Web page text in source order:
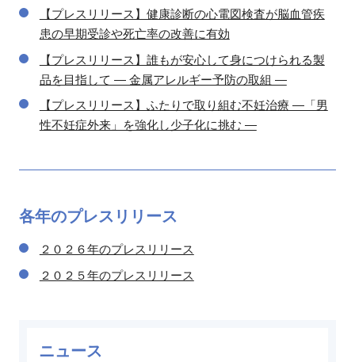
【プレスリリース】健康診断の心電図検査が脳血管疾
患の早期受診や死亡率の改善に有効
【プレスリリース】誰もが安心して身につけられる製
品を目指して ― 金属アレルギー予防の取組 ―
【プレスリリース】ふたりで取り組む不妊治療 ―「男
性不妊症外来」を強化し少子化に挑む ―
各年のプレスリリース
２０２６年のプレスリリース
２０２５年のプレスリリース
ニュース